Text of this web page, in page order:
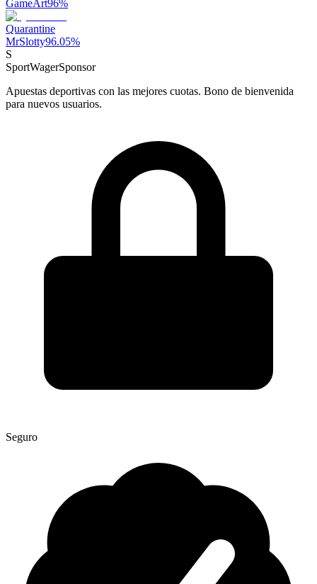
GameArt96%
Quarantine
MrSlotty96.05%
S
SportWagerSponsor
Apuestas deportivas con las mejores cuotas. Bono de bienvenida
para nuevos usuarios.
Seguro